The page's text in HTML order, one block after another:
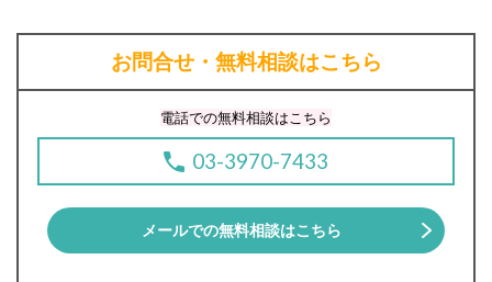
お問合せ・無料相談はこちら
電話での無料相談はこちら
03-3970-7433
メールでの無料相談はこちら